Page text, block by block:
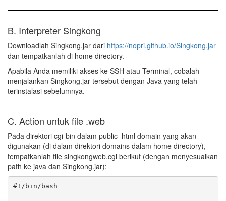
B. Interpreter Singkong
Downloadlah Singkong.jar dari https://nopri.github.io/Singkong.jar
dan tempatkanlah di home directory.
Apabila Anda memiliki akses ke SSH atau Terminal, cobalah
menjalankan Singkong.jar tersebut dengan Java yang telah
terinstalasi sebelumnya.
C. Action untuk file .web
Pada direktori cgi-bin dalam public_html domain yang akan
digunakan (di dalam direktori domains dalam home directory),
tempatkanlah file singkongweb.cgi berikut (dengan menyesuaikan
path ke java dan Singkong.jar):
#!/bin/bash